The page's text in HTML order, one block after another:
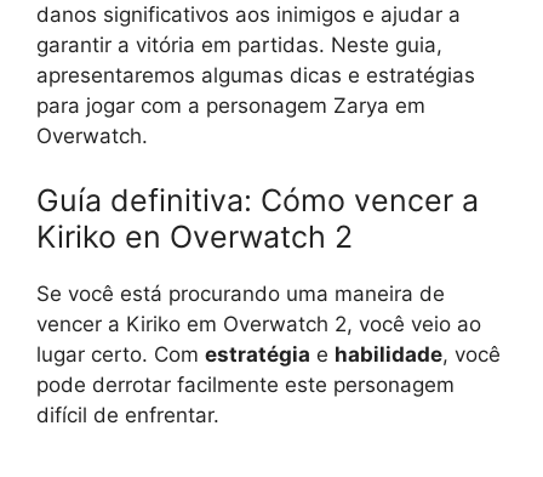
danos significativos aos inimigos e ajudar a
garantir a vitória em partidas. Neste guia,
apresentaremos algumas dicas e estratégias
para jogar com a personagem Zarya em
Overwatch.
Guía definitiva: Cómo vencer a
Kiriko en Overwatch 2
Se você está procurando uma maneira de
vencer a Kiriko em Overwatch 2, você veio ao
lugar certo. Com estratégia e habilidade, você
pode derrotar facilmente este personagem
difícil de enfrentar.